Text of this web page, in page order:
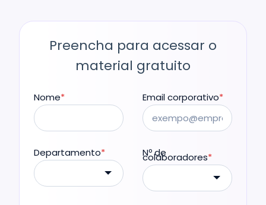
Preencha para acessar o
material gratuito
Nome* Email corporativo*
Departamento* Nº de
colaboradores*